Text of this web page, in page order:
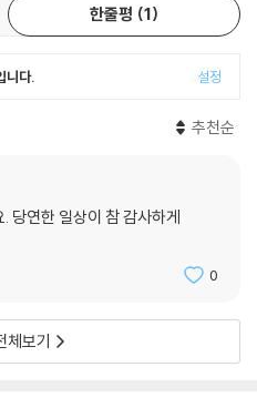
한줄평 1
니다. 설정
추천순
당연한 일상이 참 감사하게
0
체보기